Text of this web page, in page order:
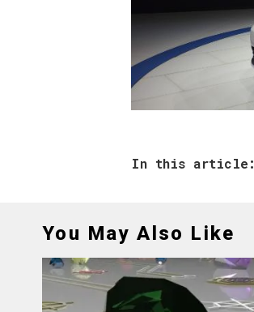
In this article:
You May Also Like